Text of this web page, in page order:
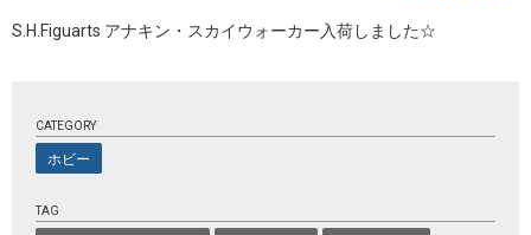
S.H.Figuarts アナキン・スカイウォーカー入荷しました☆
CATEGORY
ホビー
TAG